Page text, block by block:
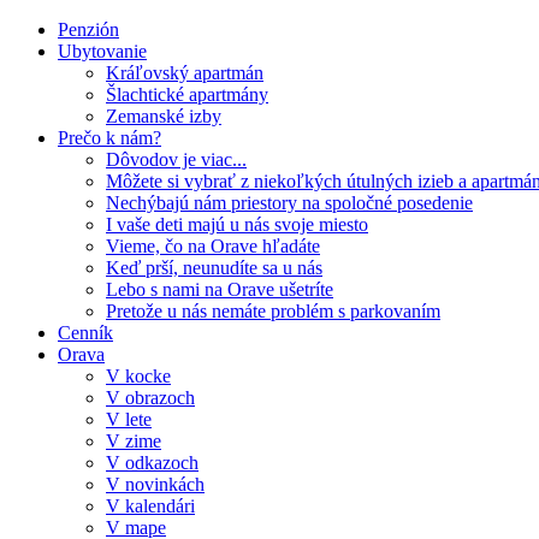
Penzión
Ubytovanie
Kráľovský apartmán
Šlachtické apartmány
Zemanské izby
Prečo k nám?
Dôvodov je viac...
Môžete si vybrať z niekoľkých útulných izieb a
Nechýbajú nám priestory na spoločné posedenie
I vaše deti majú u nás svoje miesto
Vieme, čo na Orave hľadáte
Keď prší, neunudíte sa u nás
Lebo s nami na Orave ušetríte
Pretože u nás nemáte problém s parkovaním
Cenník
Orava
V kocke
V obrazoch
V lete
V zime
V odkazoch
V novinkách
V kalendári
V mape